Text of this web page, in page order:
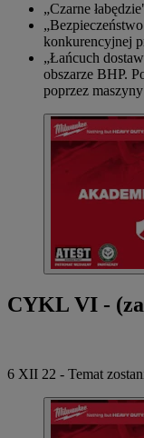
„Czarne
konkurencyjnej
„Łańcuch
obszarze BHP.
poprzez
CYKL VI -
6 XII 22 - Temat